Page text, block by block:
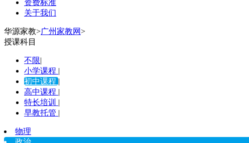
资费标准
关于我们
华源家教>广州家教网>
授课科目
不限|
小学课程 |
初中课程|
高中课程 |
特长培训 |
早教托管 |
物理